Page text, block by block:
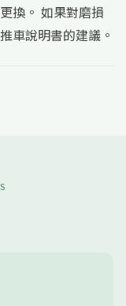
換。 如果對磨損
車說明書的建議。